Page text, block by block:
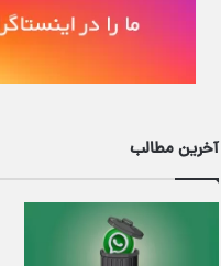
آخرین مطالب